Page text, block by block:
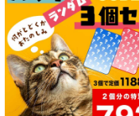
特集 フリーズド
特集 エアドライ